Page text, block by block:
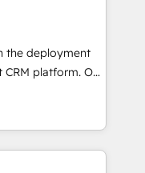
their
through
integration of
ecosystem. Would
tailored
With 125+
the deployment
platform. Our
experts will
adoption and
our
service and